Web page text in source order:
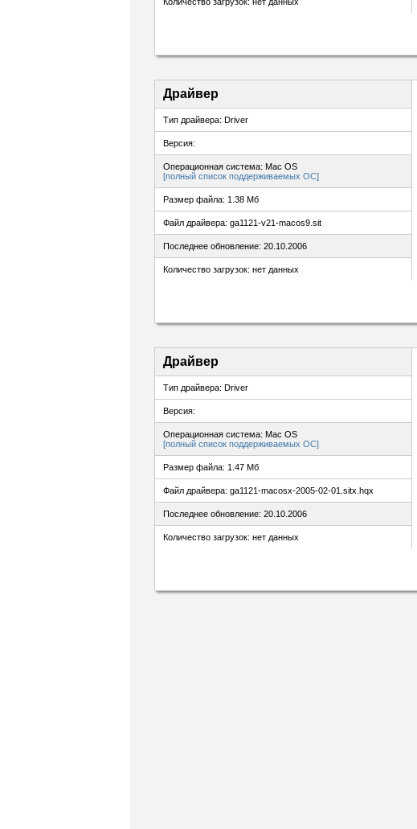
Драйвер
Тип драйвера: Driver
Версия:
Операционная система: Mac OS
[полный список поддерживаемых ОС]
Размер файла: 1.38 Мб
Файл драйвера: ga1121-v21-macos9.sit
Последнее обновление: 20.10.2006
Количество загрузок: нет данных
Драйвер
Тип драйвера: Driver
Версия:
Операционная система: Mac OS
[полный список поддерживаемых ОС]
Размер файла: 1.47 Мб
Файл драйвера: ga1121-macosx-2005-02-01.sitx.hqx
Последнее обновление: 20.10.2006
Количество загрузок: нет данных